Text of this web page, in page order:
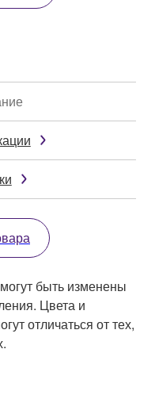
быть изменены
Цвета и
отличаться от тех,